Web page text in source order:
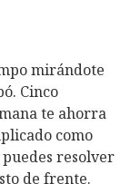
mirándote
Cinco
te ahorra
como
resolver
de frente.